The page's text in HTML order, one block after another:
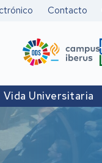
Contacto
Vida Universitaria